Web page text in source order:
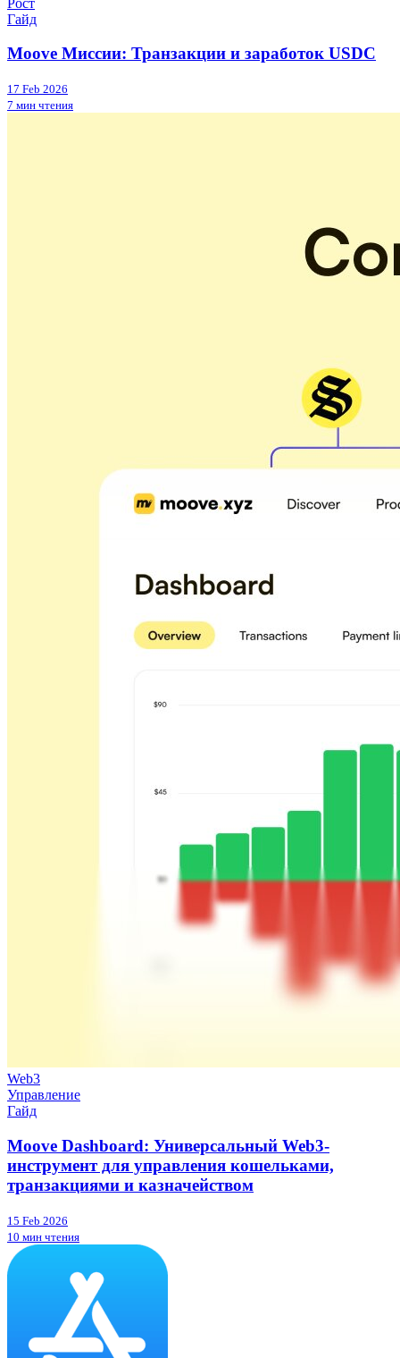
Гайд
Moove Миссии: Транзакции и заработок USDC
17 Feb 2026
7 мин чтения
Web3
Управление
Гайд
Moove Dashboard: Универсальный Web3-
инструмент для управления кошельками,
транзакциями и казначейством
15 Feb 2026
10 мин чтения